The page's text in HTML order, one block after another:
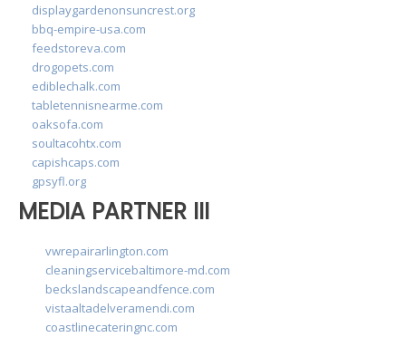
displaygardenonsuncrest.org
bbq-empire-usa.com
feedstoreva.com
drogopets.com
ediblechalk.com
tabletennisnearme.com
oaksofa.com
soultacohtx.com
capishcaps.com
gpsyfl.org
MEDIA PARTNER III
vwrepairarlington.com
cleaningservicebaltimore-md.com
beckslandscapeandfence.com
vistaaltadelveramendi.com
coastlinecateringnc.com